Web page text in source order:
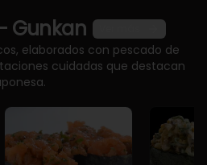
Gunkan
elaborados con pescado de
cuidadas que destacan